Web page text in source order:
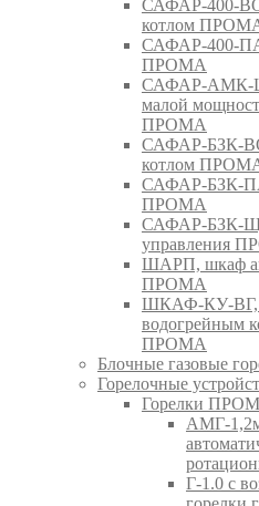
САФАР-400-
котлом
САФАР-400-
ПРОМА
САФАР-АМК-
малой
ПРОМА
САФАР-БЗК-
котлом
САФАР-БЗК-
ПРОМА
САФАР-БЗК-
управления
ШАРП, шкаф
ПРОМА
ШКАФ-КУ-ВГ,
водогрейным
ПРОМА
Блочные газовые
Горелочные
Горелки
АМГ-
Г-1.0 с